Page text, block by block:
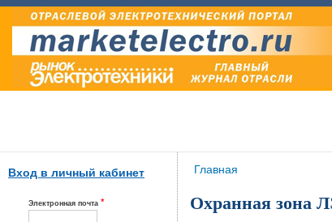
Вход в личный кабинет
Электронная почта *
Вы здесь
Главная
Охранная зона